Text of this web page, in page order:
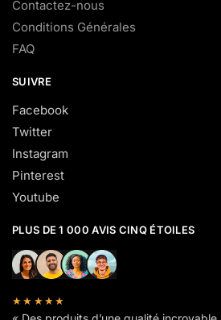
Contactez-nous
Conditions Générales
FAQ
SUIVRE
Facebook
Twitter
Instagram
Pinterest
Youtube
PLUS DE 1 000 AVIS CINQ ÉTOILES
★★★★★